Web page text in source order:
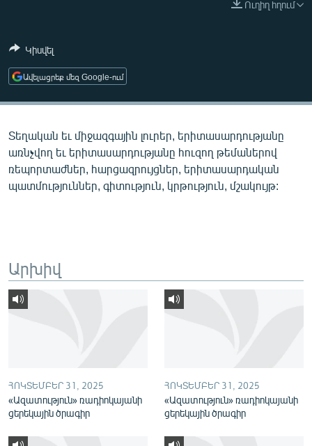
ՄԵԿՆԱԲԱՆՈՒԹՅՈՒՆ
ԿՈՐՈՆԱՎԻՐՈՒՍ
ԱՐԽԻՎ
ՏԵՍԱՆՅՈՒԹԵՐ
ՓՈԴՔԱՍԹ
Հայերեն
ՀԵՏԵՎԵՔ ՄԵԶ
Ուղիղ հղում
Կիսվել
Ավելացրեք մեզ Google-ում
Տեղական եւ միջազգային լուրեր, երիտասարդությանը
առնչվող եւ երիտասարդությանը հուզող թեմաներով
ռեպորտաժներ, հարցազրույցներ, երիտասարդական
պատմություններ, գիտություն, կրթություն, մշակույթ:
Արխիվ
ՀՈԿՏԵՄԲԵՐ 31, 2025
«Ազատություն» ռադիոկայանի
ցերեկային ծրագիր
ՀՈԿՏԵՄԲԵՐ 31, 2025
«Ազատություն» ռադիոկայանի
ցերեկային ծրագիր